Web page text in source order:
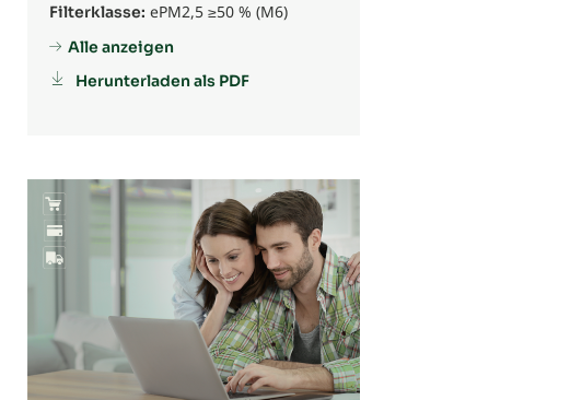
Filterklasse: ePM2,5 ≥50 % (M6)
Alle anzeigen
Herunterladen als PDF